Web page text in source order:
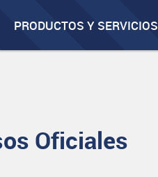
PRODUCTOS Y SERVICIOS
Oficiales